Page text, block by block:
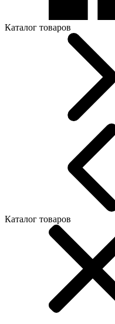
Каталог товаров
Каталог товаров